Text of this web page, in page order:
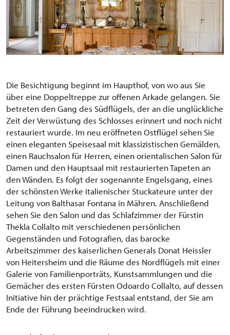
Die Besichtigung beginnt im Haupthof, von wo aus Sie
über eine Doppeltreppe zur offenen Arkade gelangen. Sie
betreten den Gang des Südflügels, der an die unglückliche
Zeit der Verwüstung des Schlosses erinnert und noch nicht
restauriert wurde. Im neu eröffneten Ostflügel sehen Sie
einen eleganten Speisesaal mit klassizistischen Gemälden,
einen Rauchsalon für Herren, einen orientalischen Salon für
Damen und den Hauptsaal mit restaurierten Tapeten an
den Wänden. Es folgt der sogenannte Engelsgang, eines
der schönsten Werke italienischer Stuckateure unter der
Leitung von Balthasar Fontana in Mähren. Anschließend
sehen Sie den Salon und das Schlafzimmer der Fürstin
Thekla Collalto mit verschiedenen persönlichen
Gegenständen und Fotografien, das barocke
Arbeitszimmer des kaiserlichen Generals Donat Heissler
von Heitersheim und die Räume des Nordflügels mit einer
Galerie von Familienporträts, Kunstsammlungen und die
Gemächer des ersten Fürsten Odoardo Collalto, auf dessen
Initiative hin der prächtige Festsaal entstand, der Sie am
Ende der Führung beeindrucken wird.